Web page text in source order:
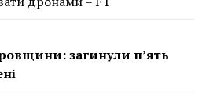
загинули п’ять